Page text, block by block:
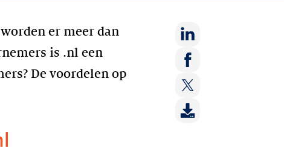
er meer dan
is .nl een
De voordelen op
Deel
op:
LinkedIn
Deel
Facebook
Deel
op: